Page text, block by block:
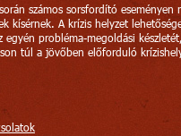
számos sorsfordító
kísérnek. A krízis helyzet
egyén probléma-megoldási
túl a jövőben előforduló